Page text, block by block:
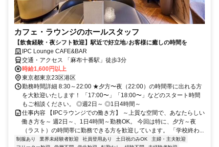
カフェ・ラウンジのホールスタッフ
【飲食経験・夜シフト歓迎】駅近で好立地♪お客様に癒しの時間を
IPC Lounge CAFE&BAR
交通・アクセス 「麻布十番駅」徒歩3分
時給1,600円以上
東京都東京23区港区
勤務時間詳細 8:30～22:00 ★夕方〜夜（22:00）の時間帯に出れる方
を大歓迎いたします！ 「17:00〜」「18:00〜」などのスタート時間
もご相談ください。 ◎週2日～ ◎1日4時間～
仕事内容 【IPCラウンジでの働き方】 ～上質な空間で、あなたらしい
働き方を～ 週2日～、1日4時間～勤務OK。 今回は特に、夕方～夜
（ラスト）の時間帯に勤務できる方を歓迎しています。 「学校終わ...
制服あり 業界未経験者歓迎 社員登用あり 土日祝のみOK
主婦・主夫歓迎